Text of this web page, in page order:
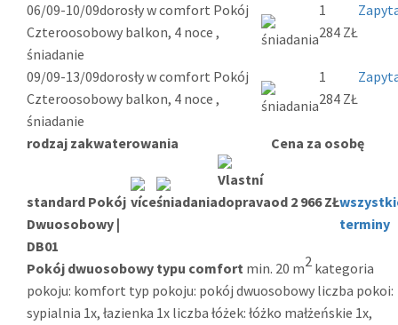
06/09-10/09dorosły w comfort Pokój
Czteroosobowy balkon, 4 noce ,
śniadanie
1
284 ZŁ
09/09-13/09dorosły w comfort Pokój
Czteroosobowy balkon, 4 noce ,
śniadanie
1
284 ZŁ
rodzaj zakwaterowania Cena za osobę
standard Pokój
Dwuosobowy |
DB01
od 2 966 ZŁ
terminy
Pokój dwuosobowy typu comfort min. 20 m2 kategoria
pokoju: komfort typ pokoju: pokój dwuosobowy liczba pokoi:
sypialnia 1x, łazienka 1x liczba łóżek: łóżko małżeńskie 1x,